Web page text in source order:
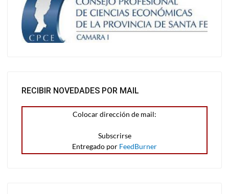
RECIBIR NOVEDADES POR MAIL
Colocar dirección de mail:
Entregado por FeedBurner